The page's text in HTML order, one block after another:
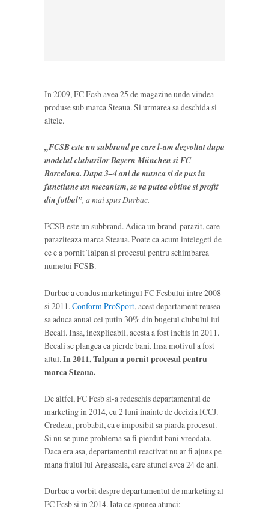
In 2009, FC Fcsb avea 25 de magazine unde vindea
produse sub marca Steaua. Si urmarea sa deschida si
altele.
„FCSB este un subbrand pe care l-am dezvoltat dupa
modelul cluburilor Bayern München si FC
Barcelona. Dupa 3–4 ani de munca si de pus in
functiune un mecanism, se va putea obtine si profit
din fotbal”, a mai spus Durbac.
FCSB este un subbrand. Adica un brand-parazit, care
paraziteaza marca Steaua. Poate ca acum intelegeti de
ce e a pornit Talpan si procesul pentru schimbarea
numelui FCSB.
Durbac a condus marketingul FC Fcsbului intre 2008
si 2011. Conform ProSport, acest departament reusea
sa aduca anual cel putin 30% din bugetul clubului lui
Becali. Insa, inexplicabil, acesta a fost inchis in 2011.
Becali se plangea ca pierde bani. Insa motivul a fost
altul. In 2011, Talpan a pornit procesul pentru
marca Steaua.
De altfel, FC Fcsb si-a redeschis departamentul de
marketing in 2014, cu 2 luni inainte de decizia ICCJ.
Credeau, probabil, ca e imposibil sa piarda procesul.
Si nu se pune problema sa fi pierdut bani vreodata.
Daca era asa, departamentul reactivat nu ar fi ajuns pe
mana fiului lui Argaseala, care atunci avea 24 de ani.
Durbac a vorbit despre departamentul de marketing al
FC Fcsb si in 2014. Iata ce spunea atunci: